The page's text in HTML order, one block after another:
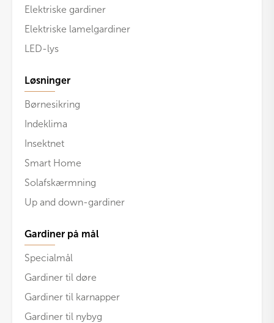
Elektriske gardiner
Elektriske lamelgardiner
LED-lys
Løsninger
Børnesikring
Indeklima
Insektnet
Smart Home
Solafskærmning
Up and down-gardiner
Gardiner på mål
Specialmål
Gardiner til døre
Gardiner til karnapper
Gardiner til nybyg